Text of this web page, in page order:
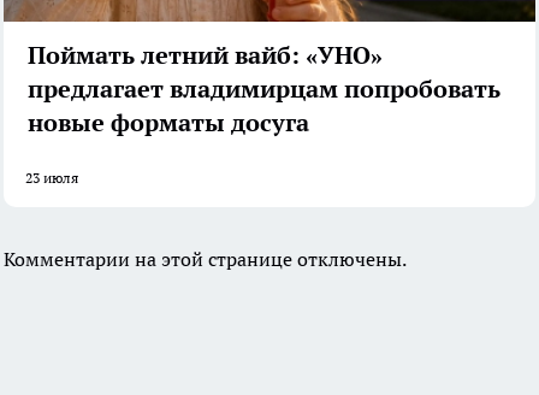
Поймать летний вайб: «УНО»
предлагает владимирцам попробовать
новые форматы досуга
23 июля
Комментарии на этой странице отключены.